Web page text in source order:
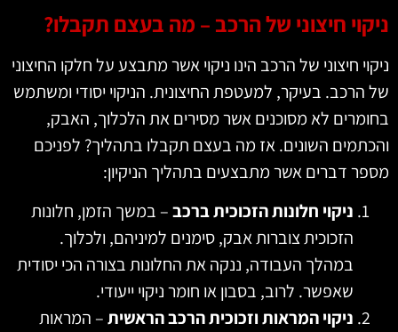
חיצוני של הרכב – מה בעצם תקבלו?
חיצוני של הרכב הינו ניקוי אשר מתבצע על חלקו החיצוני
בעיקר, למעטפת החיצונית. הניקוי יסודי ומשתמש
לא מסוכנים אשר מסירים את הלכלוך, האבק,
השונים. אז מה בעצם תקבלו בתהליך? לפניכם
דברים אשר מתבצעים בתהליך הניקיון:
ניקוי חלונות הזכוכית ברכב– במשך הזמן, חלונות
הזכוכית צוברות אבק, סימנים למיניהם, ולכלוך.
במהלך העבודה, ננקה את החלונות בצורה הכי יסודית
שאפשר. לרוב, בסבון או חומר ניקוי ייעודי.
ניקוי המראות וזכוכית הרכב הראשית– המראות